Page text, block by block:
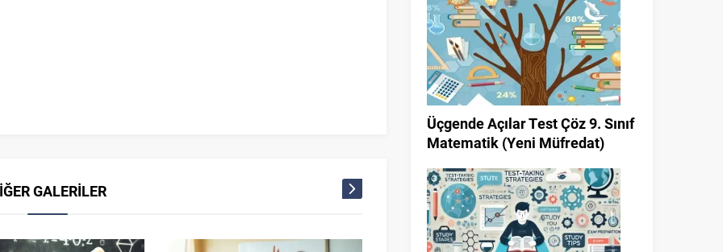
GALERİLER
Üçgende Açılar Test Çöz 9. Sınıf
Matematik (Yeni Müfredat)